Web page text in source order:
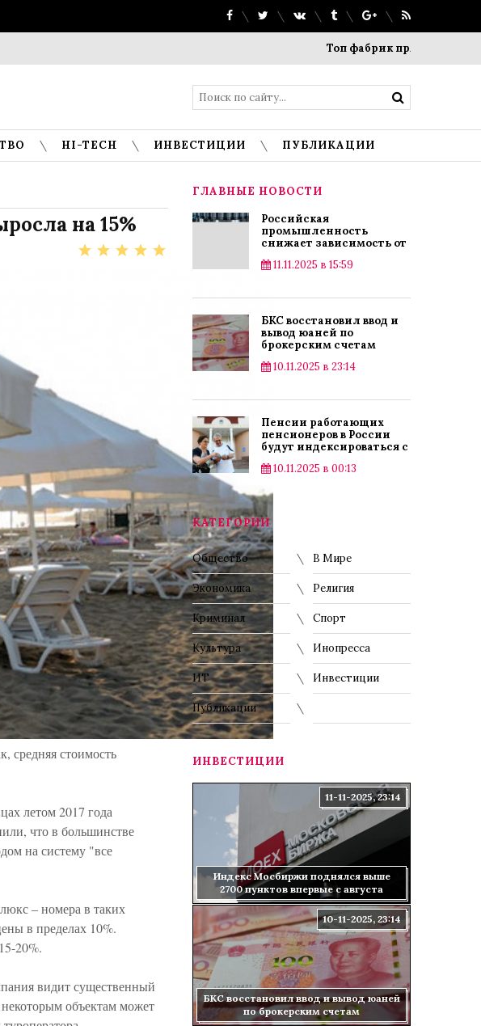
Топ фабрик прямого производства: где
HI-TECH ИНВЕСТИЦИИ ПУБЛИКАЦИИ
на 15%
средняя стоимость
летом 2017 года
что в большинстве
на систему "все
– номера в таких
в пределах 10%.
20%.
видит существенный
объектам может
ГЛАВНЫЕ НОВОСТИ
Российская
промышленность
снижает зависимость от
11.11.2025 в 15:59
БКС восстановил ввод и
вывод юаней по
брокерским счетам
10.11.2025 в 23:14
Пенсии работающих
пенсионеров в России
будут индексироваться с
10.11.2025 в 00:13
КАТЕГОРИИ
Общество В Мире
Экономика Религия
Криминал Спорт
Культура Инопресса
ИТ Инвестиции
Публикации
ИНВЕСТИЦИИ
Индекс Мосбиржи поднялся выше
2700 пунктов впервые с августа
11-11-2025, 23:14
БКС восстановил ввод и вывод юаней
по брокерским счетам
10-11-2025, 23:14